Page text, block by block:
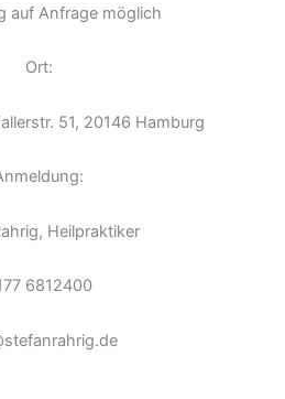
auf Anfrage möglich
Ort:
51, 20146 Hamburg
Heilpraktiker
6812400